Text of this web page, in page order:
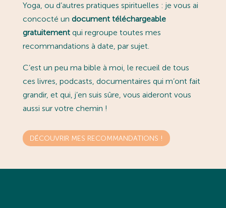
Yoga, ou d’autres pratiques spirituelles : je vous ai
concocté un document téléchargeable
gratuitementqui regroupe toutes mes
recommandations à date, par sujet.
C’est un peu ma bible à moi, le recueil de tous
ces livres, podcasts, documentaires qui m’ont fait
grandir, et qui, j’en suis sûre, vous aideront vous
aussi sur votre chemin !
DÉCOUVRIR MES RECOMMANDATIONS !